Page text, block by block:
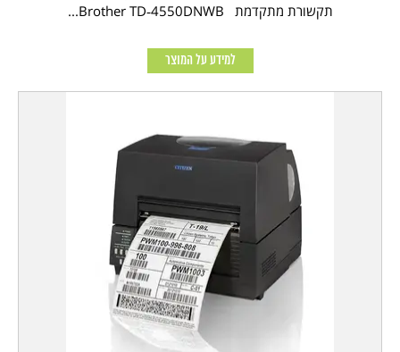
תקשורת מתקדמת Brother TD‑4550DNWB...
למידע על המוצר